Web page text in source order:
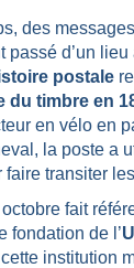
des
passé d’un lieu
postale
du timbre en
en vélo en
la poste a
faire transiter
fait
fondation de l’
cette institution